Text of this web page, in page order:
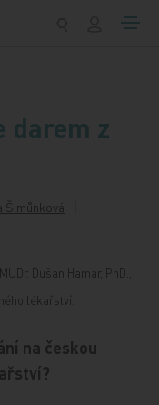
darem z
Šimůnková
Dušan Hamar, PhD.,
lékařství.
na českou